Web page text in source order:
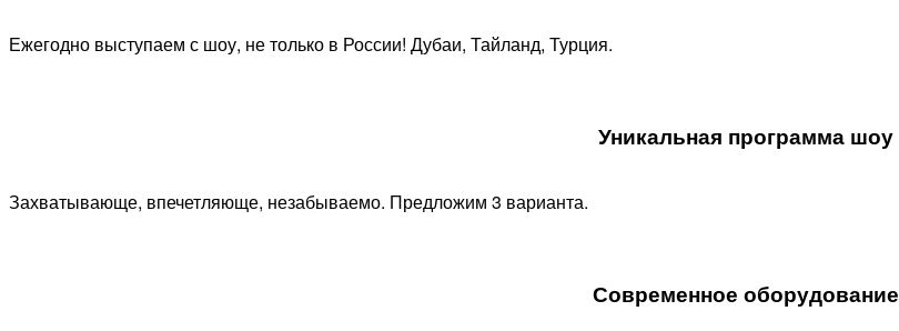
Ежегодно выступаем с шоу, не только в России! Дубаи, Тайланд, Турция.
Уникальная программа шоу​
Захватывающе, впечетляюще, незабываемо. Предложим 3 варианта.
Современное оборудование